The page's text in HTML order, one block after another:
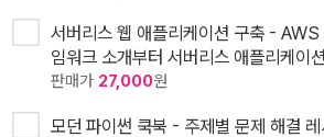
서버리스 웹 애플리케이션 구축 - AWS
임워크 소개부터 서버리스 애플리케이
판매가 27,000원
모던 파이썬 쿡북 - 주제별 문제 해결